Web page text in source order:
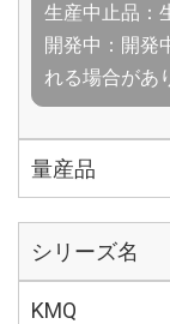
生産中止品：
開発中：開発
れる場合があ
量産品
シリーズ名
KMQ